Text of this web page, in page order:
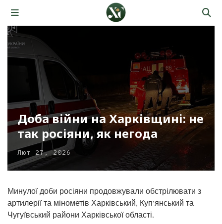
Доба війни на Харківщині: не
так росіяни, як негода
Лют 27, 2026
Минулої доби росіяни продовжували обстрілювати з
артилерії та мінометів Харківський, Куп’янський та
Чугуївський райони Харківської області.